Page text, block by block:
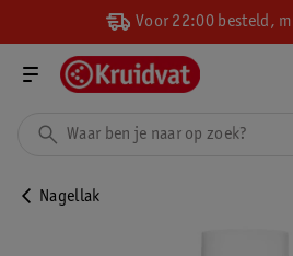
Voor 22:00 besteld,
Nagellak